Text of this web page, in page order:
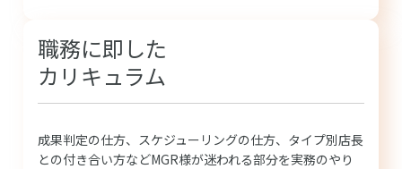
職務に即した
カリキュラム
成果判定の仕方、スケジューリングの仕方、タイプ別店長
との付き合い方などMGR様が迷われる部分を実務のやり